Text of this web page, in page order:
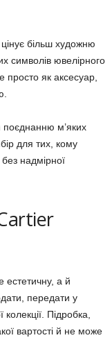
більш художню
символів ювелірного
просто як аксесуар,
поєднанню м’яких
для тих, кому
надмірної
естетичну, а й
передати у
Підробка,
вартості й не може